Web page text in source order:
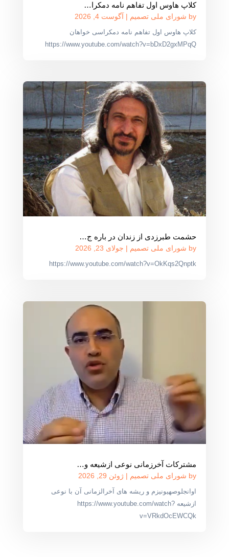
کلاپ هاوس اول تفاهم نامه دمکرا…
by شورای ملی تصمیم | آگوست 4, 2026
کلاپ هاوس اول تفاهم نامه دمکراسی خواهان
https://www.youtube.com/watch?v=bDxD2gxMPqQ
حشمت طبرزدی از زندان در باره ج…
by شورای ملی تصمیم | جولای 23, 2026
https://www.youtube.com/watch?v=OkKqs2Qnptk
مشترکات آخرزمانی نوعی ازشیعه و…
by شورای ملی تصمیم | ژوئن 29, 2026
اوانجلوصهیونیزم و ریشه های آخرالزمانی آن با نوعی
ازشیعه https://www.youtube.com/watch?
v=VRkdOcEWCQk